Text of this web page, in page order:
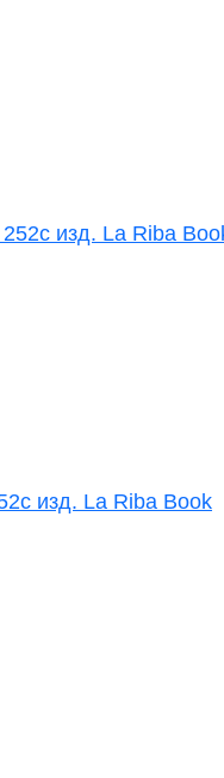
изд. La Riba Book